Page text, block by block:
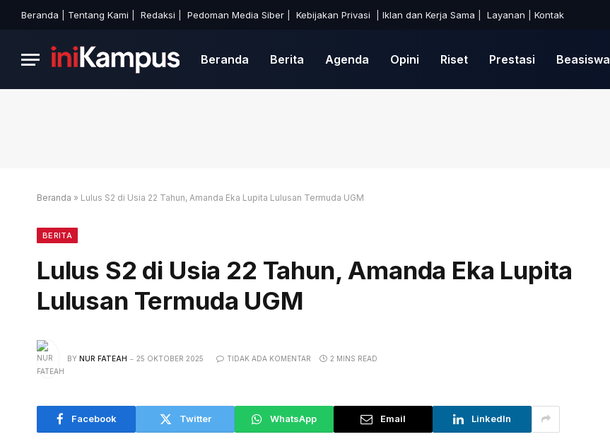
Beranda Tentang Kami Redaksi Pedoman Media Siber Kebijakan Privasi Iklan dan Kerja Sama Layanan Kontak
Beranda Berita Agenda Opini Riset Prestasi Beasiswa
Beranda » Lulus S2 di Usia 22 Tahun, Amanda Eka Lupita Lulusan Termuda UGM
BERITA
Lulus S2 di Usia 22 Tahun, Amanda Eka Lupita
Lulusan Termuda UGM
BY NUR FATEAH 25 OKTOBER 2025 TIDAK ADA KOMENTAR 2 MINS READ
Facebook Twitter WhatsApp Email LinkedIn